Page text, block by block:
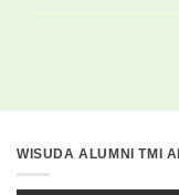
WISUDA ALUMNI TMI